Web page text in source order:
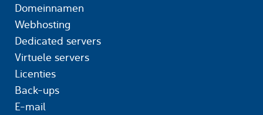
Domeinnamen
Webhosting
Dedicated servers
Virtuele servers
Licenties
Back-ups
E-mail